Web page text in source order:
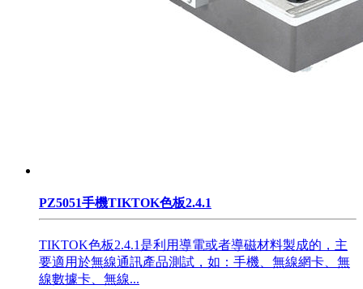
PZ5051手機TIKTOK色板2.4.1
TIKTOK色板2.4.1是利用導電或者導磁材料製成的，主
要適用於無線通訊產品測試，如：手機、無線網卡、無
線數據卡、無線...